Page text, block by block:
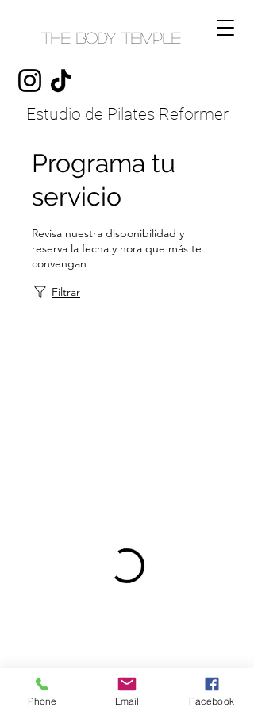
THE BODY TEMPLE
Estudio de Pilates Reformer
Programa tu
servicio
Revisa nuestra disponibilidad y
reserva la fecha y hora que más te
convengan
Filtrar
Phone Email Facebook